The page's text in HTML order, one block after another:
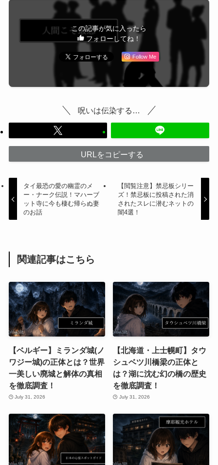
この記事が気に入ったら
フォローしてね！
Follow Me
呪いは伝染する…
URLをコピーする
タイ最恐の愛の幽霊のメ
ー・ナーク伝説！マハーブ
ット寺に今も棲む帰らぬ妻
のお話
【閲覧注意】禁忌板シリー
ズ！禁忌板に投稿された消
されたスレに潜むネットの
闇4選！
関連記事はこちら
【ベルギー】ミランダ城(ノ
ワジー城)の正体とは？世界
一美しい廃城と解体の真相
を徹底調査！
July 31, 2026
【北海道・上士幌町】タウ
シュベツ川橋梁の正体と
は？湖に沈む幻の橋の歴史
を徹底調査！
July 31, 2026